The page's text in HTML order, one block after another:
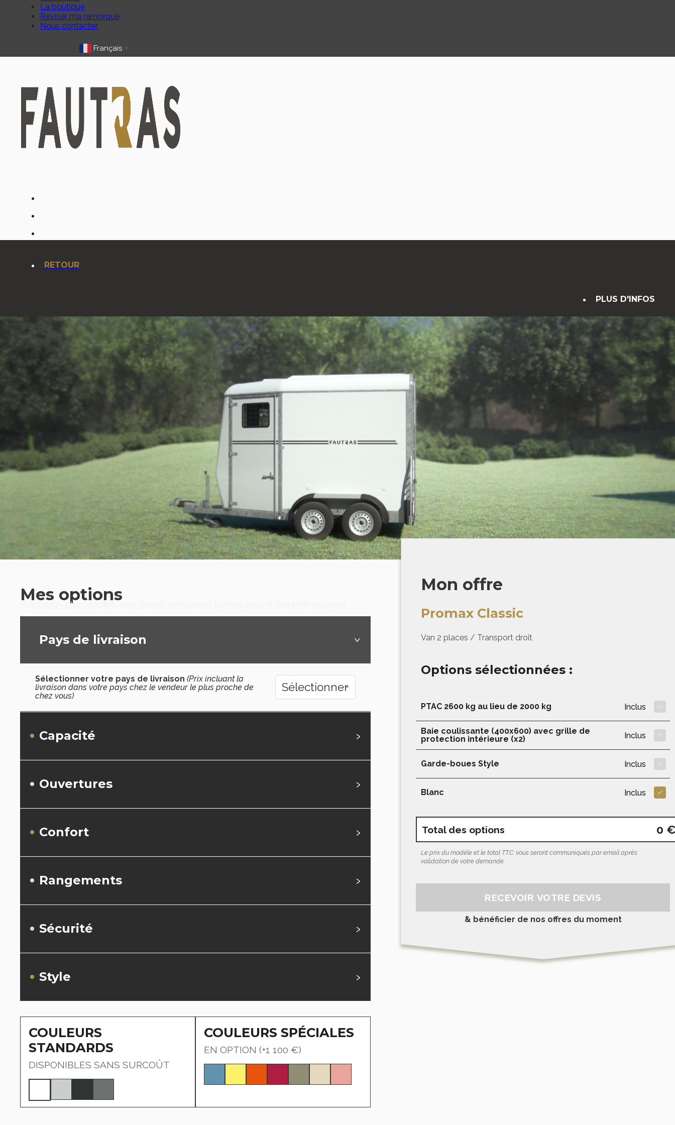
La boutique
Réviser ma remorque
Nous contacter
Français ▼
RETOUR
PLUS D'INFOS
Plus design, plus spacieux, avec grande sortie avant, bandes déco et libération sécurisée
Mes options
Pays de livraison ›
Sélectionner votre pays de livraison (Prix incluant la
livraison dans votre pays chez le vendeur le plus proche de
chez vous)
Capacité ›
Ouvertures ›
Confort ›
Rangements ›
Sécurité ›
Style ›
COULEURS
STANDARDS
DISPONIBLES SANS SURCOÛT
COULEURS SPÉCIALES
EN OPTION(+1 100 €)
Mon offre
Promax Classic
Van 2 places / Transport droit
Options sélectionnées :
PTAC 2600 kg au lieu de 2000 kg Inclus
Baie coulissante (400x600) avec grille de
protection intérieure (x2)
Inclus
Garde-boues Style Inclus
Blanc Inclus
Total des options 0
Le prix du modèle et le total T.T.C. vous seront communiqués par email après
validation de votre demande.
RECEVOIR VOTRE DEVIS
& bénéficier de nos offres du moment